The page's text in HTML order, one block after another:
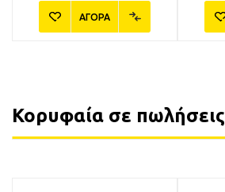
ΑΓΟΡΑ
Κορυφαία σε πωλήσεις